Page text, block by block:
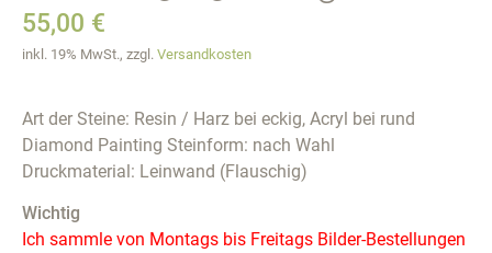
55,00 €
inkl. 19% MwSt., zzgl. Versandkosten
Art der Steine: Resin / Harz bei eckig, Acryl bei rund
Diamond Painting Steinform: nach Wahl
Druckmaterial: Leinwand (Flauschig)
Wichtig
Ich sammle von Montags bis Freitags Bilder-Bestellungen